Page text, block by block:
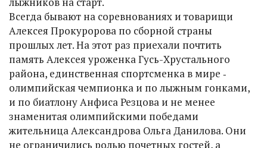
Всегда бывают на соревнованиях и товарищи
Алексея Прокуророва по сборной страны
прошлых лет. На этот раз приехали почтить
память Алексея уроженка Гусь-Хрустального
района, единственная спортсменка в мире ‑
олимпийская чемпионка и по лыжным гонками,
и по биатлону Анфиса Резцова и не менее
знаменитая олимпийскими победами
жительница Александрова Ольга Данилова. Они
не ограничились ролью почетных гостей, а